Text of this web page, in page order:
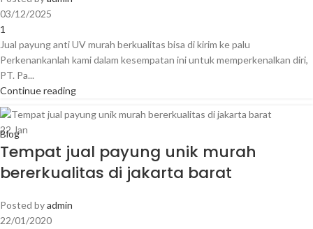
03/12/2025
1
Jual payung anti UV murah berkualitas bisa di kirim ke palu
Perkenankanlah kami dalam kesempatan ini untuk memperkenalkan diri,
PT. Pa...
Continue reading
22 Jan
Blog
Tempat jual payung unik murah
bererkualitas di jakarta barat
Posted byadmin
22/01/2020